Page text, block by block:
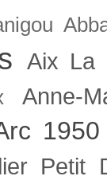
Aix La
Anne-
1950
Petit